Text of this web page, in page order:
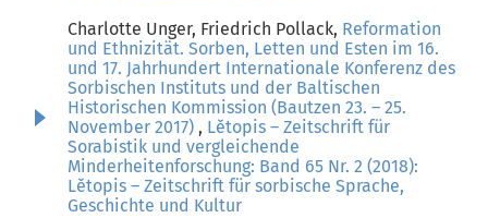
Charlotte Unger, Friedrich Pollack, Reformation
und Ethnizität. Sorben, Letten und Esten im 16.
und 17. Jahrhundert Internationale Konferenz des
Sorbischen Instituts und der Baltischen
Historischen Kommission (Bautzen 23. – 25.
November 2017) , Lětopis – Zeitschrift für
Sorabistik und vergleichende
Minderheitenforschung: Band 65 Nr. 2 (2018):
Lětopis – Zeitschrift für sorbische Sprache,
Geschichte und Kultur